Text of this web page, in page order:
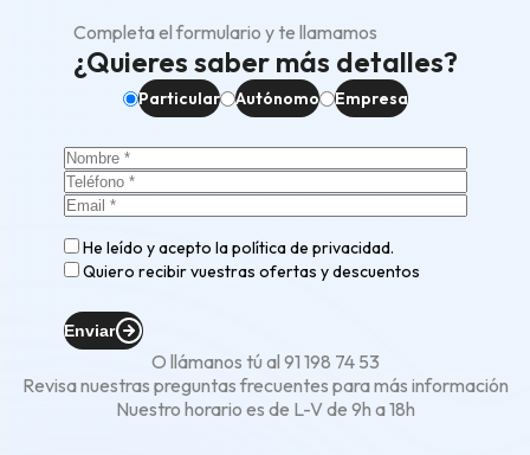
Completa el formulario y te llamamos
¿Quieres saber más detalles?
Particular Autónomo Empresa
He leído y acepto lapolítica de privacidad.
Quiero recibir vuestras ofertas y descuentos
Enviar
O llámanos tú al 91 198 74 53
Revisa nuestras preguntas frecuentes para más información
Nuestro horario es de L-V de 9h a 18h